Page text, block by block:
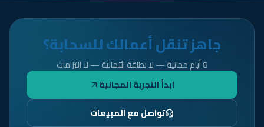
جاهز تنقل أعمالك للسحابة؟
8 أيام مجانية — لا بطاقة ائتمانية — لا التزامات
ابدأ التجربة المجانية
تواصل مع المبيعات